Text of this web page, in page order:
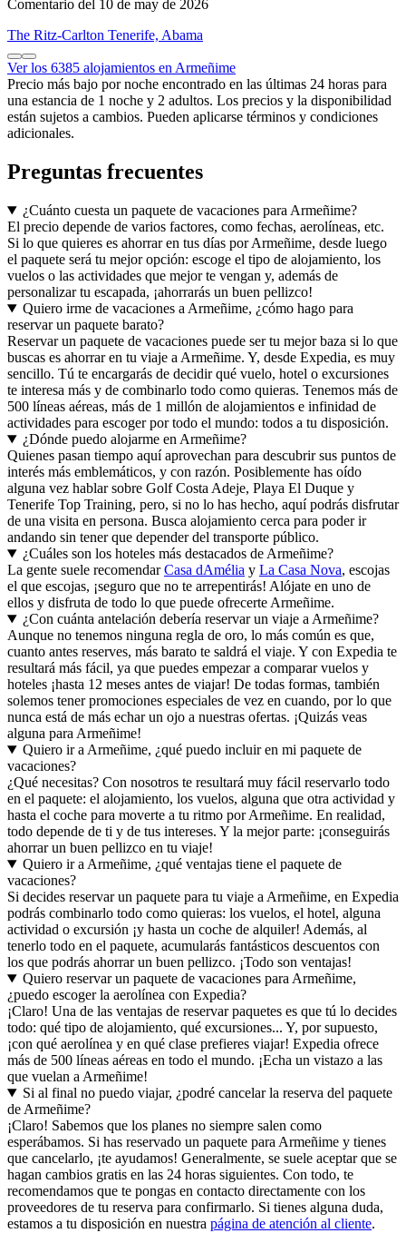
Comentario del 10 de may de 2026
The Ritz-Carlton Tenerife, Abama
Ver los 6385 alojamientos en Armeñime
Precio más bajo por noche encontrado en las últimas 24 horas para
una estancia de 1 noche y 2 adultos. Los precios y la disponibilidad
están sujetos a cambios. Pueden aplicarse términos y condiciones
adicionales.
Preguntas frecuentes
¿Cuánto cuesta un paquete de vacaciones para Armeñime?
El precio depende de varios factores, como fechas, aerolíneas, etc.
Si lo que quieres es ahorrar en tus días por Armeñime, desde luego
el paquete será tu mejor opción: escoge el tipo de alojamiento, los
vuelos o las actividades que mejor te vengan y, además de
personalizar tu escapada, ¡ahorrarás un buen pellizco!
Quiero irme de vacaciones a Armeñime, ¿cómo hago para
reservar un paquete barato?
Reservar un paquete de vacaciones puede ser tu mejor baza si lo que
buscas es ahorrar en tu viaje a Armeñime. Y, desde Expedia, es muy
sencillo. Tú te encargarás de decidir qué vuelo, hotel o excursiones
te interesa más y de combinarlo todo como quieras. Tenemos más de
500 líneas aéreas, más de 1 millón de alojamientos e infinidad de
actividades para escoger por todo el mundo: todos a tu disposición.
¿Dónde puedo alojarme en Armeñime?
Quienes pasan tiempo aquí aprovechan para descubrir sus puntos de
interés más emblemáticos, y con razón. Posiblemente has oído
alguna vez hablar sobre Golf Costa Adeje, Playa El Duque y
Tenerife Top Training, pero, si no lo has hecho, aquí podrás disfrutar
de una visita en persona. Busca alojamiento cerca para poder ir
andando sin tener que depender del transporte público.
¿Cuáles son los hoteles más destacados de Armeñime?
La gente suele recomendarCasa dAmélia y La Casa Nova, escojas
el que escojas, ¡seguro que no te arrepentirás! Alójate en uno de
ellos y disfruta de todo lo que puede ofrecerte Armeñime.
¿Con cuánta antelación debería reservar un viaje a Armeñime?
Aunque no tenemos ninguna regla de oro, lo más común es que,
cuanto antes reserves, más barato te saldrá el viaje. Y con Expedia te
resultará más fácil, ya que puedes empezar a comparar vuelos y
hoteles ¡hasta 12 meses antes de viajar! De todas formas, también
solemos tener promociones especiales de vez en cuando, por lo que
nunca está de más echar un ojo a nuestras ofertas. ¡Quizás veas
alguna para Armeñime!
Quiero ir a Armeñime, ¿qué puedo incluir en mi paquete de
vacaciones?
¿Qué necesitas? Con nosotros te resultará muy fácil reservarlo todo
en el paquete: el alojamiento, los vuelos, alguna que otra actividad y
hasta el coche para moverte a tu ritmo por Armeñime. En realidad,
todo depende de ti y de tus intereses. Y la mejor parte: ¡conseguirás
ahorrar un buen pellizco en tu viaje!
Quiero ir a Armeñime, ¿qué ventajas tiene el paquete de
vacaciones?
Si decides reservar un paquete para tu viaje a Armeñime, en Expedia
podrás combinarlo todo como quieras: los vuelos, el hotel, alguna
actividad o excursión ¡y hasta un coche de alquiler! Además, al
tenerlo todo en el paquete, acumularás fantásticos descuentos con
los que podrás ahorrar un buen pellizco. ¡Todo son ventajas!
Quiero reservar un paquete de vacaciones para Armeñime,
¿puedo escoger la aerolínea con Expedia?
¡Claro! Una de las ventajas de reservar paquetes es que tú lo decides
todo: qué tipo de alojamiento, qué excursiones... Y, por supuesto,
¡con qué aerolínea y en qué clase prefieres viajar! Expedia ofrece
más de 500 líneas aéreas en todo el mundo. ¡Echa un vistazo a las
que vuelan a Armeñime!
Si al final no puedo viajar, ¿podré cancelar la reserva del paquete
de Armeñime?
¡Claro! Sabemos que los planes no siempre salen como
esperábamos. Si has reservado un paquete para Armeñime y tienes
que cancelarlo, ¡te ayudamos! Generalmente, se suele aceptar que se
hagan cambios gratis en las 24 horas siguientes. Con todo, te
recomendamos que te pongas en contacto directamente con los
proveedores de tu reserva para confirmarlo. Si tienes alguna duda,
estamos a tu disposición en nuestra página de atención al cliente.